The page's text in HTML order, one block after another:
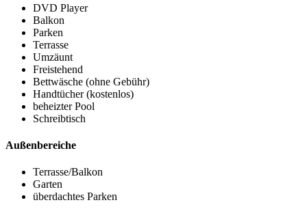
DVD Player
Balkon
Parken
Terrasse
Umzäunt
Freistehend
Bettwäsche (ohne Gebühr)
Handtücher (kostenlos)
beheizter Pool
Schreibtisch
Außenbereiche
Terrasse/Balkon
Garten
überdachtes Parken